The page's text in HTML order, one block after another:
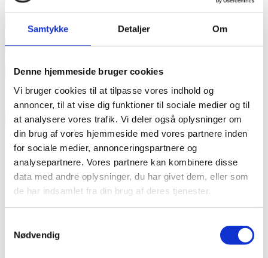
Samtykke Detaljer Om
Denne hjemmeside bruger cookies
Vi bruger cookies til at tilpasse vores indhold og
annoncer, til at vise dig funktioner til sociale medier og til
at analysere vores trafik. Vi deler også oplysninger om
din brug af vores hjemmeside med vores partnere inden
for sociale medier, annonceringspartnere og
analysepartnere. Vores partnere kan kombinere disse
data med andre oplysninger, du har givet dem, eller som
de har indsamlet fra din brug af deres tjenester.
Nødvendig
annonce
Like us
RAINBOW BUSINESS DENMARK